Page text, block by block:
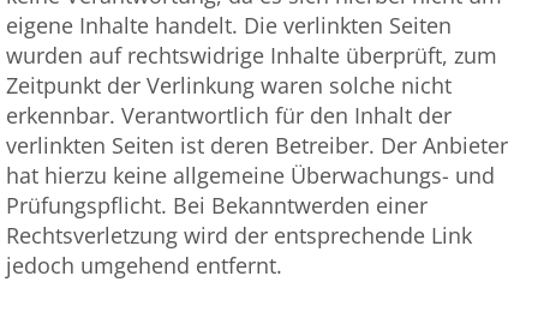
eigene Inhalte handelt. Die verlinkten Seiten
wurden auf rechtswidrige Inhalte überprüft, zum
Zeitpunkt der Verlinkung waren solche nicht
erkennbar. Verantwortlich für den Inhalt der
verlinkten Seiten ist deren Betreiber. Der Anbieter
hat hierzu keine allgemeine Überwachungs- und
Prüfungspflicht. Bei Bekanntwerden einer
Rechtsverletzung wird der entsprechende Link
jedoch umgehend entfernt.